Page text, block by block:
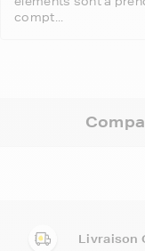
compt...
Livraison